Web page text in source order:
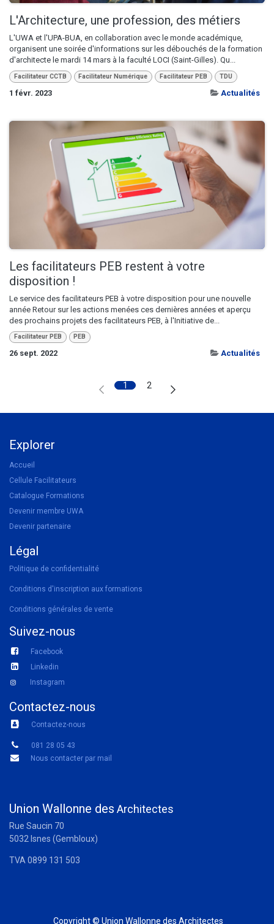
L'Architecture, une profession, des métiers
L'UWA et l'UPA-BUA, en collaboration avec le monde académique,
organisent une soirée d'informations sur les débouchés de la formation
d'architecte le mardi 14 mars à la faculté LOCI (Saint-Gilles). Qu...
Facilitateur CCTB Facilitateur Numérique Facilitateur PEB TDU
1 févr. 2023 Actualités
Les facilitateurs PEB restent à votre
disposition !
Le service des facilitateurs PEB à votre disposition pour une nouvelle
année Retour sur les actions menées ces dernières années et aperçu
des prochains projets des facilitateurs PEB, à l'Initiative de...
Facilitateur PEB PEB
26 sept. 2022 Actualités
1 2
Explorer
Accueil
Cellule Facilitateurs
Catalogue Formations
Devenir membre UWA
Devenir partenaire
Légal
Politique de confidentialité
Conditions d'inscription aux formations
Conditions générales de vente
Suivez-nous
Facebook
Linkedin
Instagram
Contactez-nous
Contactez-nous
081 28 05 43
Nous contacter par mail
Union Wallonne des Architectes
Rue Saucin 70
5032 Isnes (Gembloux)
TVA 0899 131 503
Copyright © Union Wallonne des Architectes